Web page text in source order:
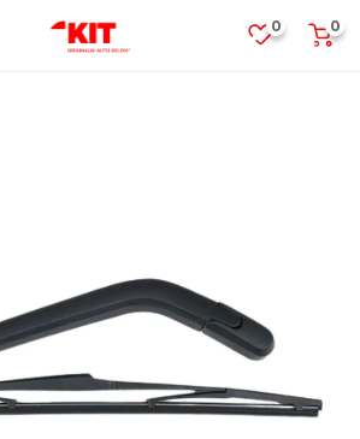
0
0